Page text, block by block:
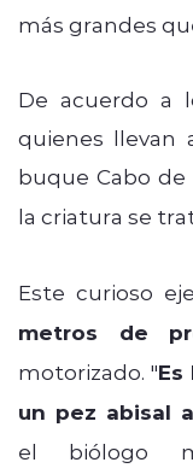
más grandes
De acuerdo a
quienes llevan
buque Cabo
la criatura se
Este curioso
metros de
motorizado. "
un pez abisal
el biólogo